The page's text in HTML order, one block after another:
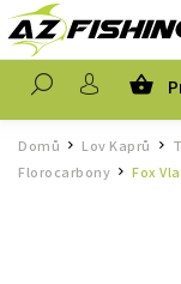
Domů / Lov Kaprů
Florocarbony / Fox